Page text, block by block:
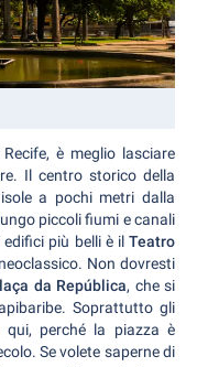
Recife, è meglio lasciare
Il centro storico della
a pochi metri dalla
piccoli fiumi e canali
più belli è il Teatro
Non dovresti
da República, che si
Soprattutto gli
qui, perché la piazza è
Se volete saperne di